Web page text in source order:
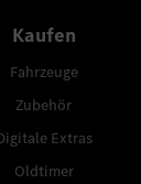
Kaufen
Fahrzeuge
Zubehör
Extras
Oldtimer